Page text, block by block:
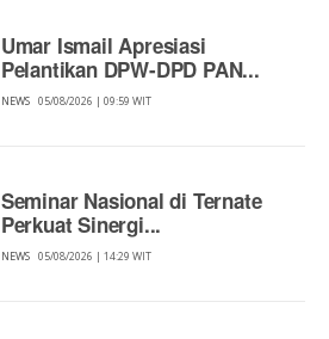
Umar Ismail Apresiasi
Pelantikan DPW-DPD PAN...
NEWS 05/08/2026 | 09:59 WIT
Seminar Nasional di Ternate
Perkuat Sinergi...
NEWS 05/08/2026 | 14:29 WIT